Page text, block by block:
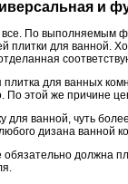
и
все. По выполняемым
плитки для ванной.
плитка для ванных
По этой же причине
для ванной, чуть
дизана ванной
должна